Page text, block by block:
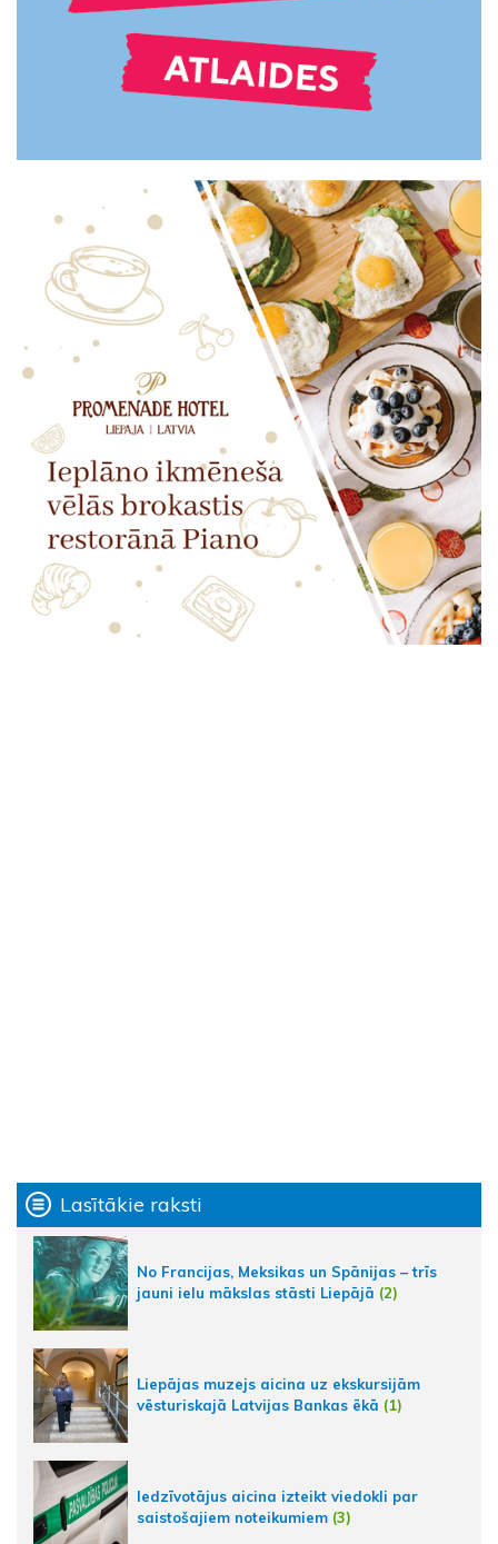
Lasītākie raksti
No Francijas, Meksikas un Spānijas – trīs
jauni ielu mākslas stāsti Liepājā (2)
Liepājas muzejs aicina uz ekskursijām
vēsturiskajā Latvijas Bankas ēkā (1)
Iedzīvotājus aicina izteikt viedokli par
saistošajiem noteikumiem (3)